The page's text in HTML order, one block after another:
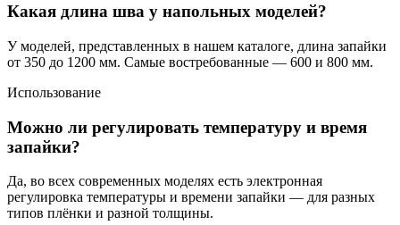
Какая длина шва у напольных моделей?
У моделей, представленных в нашем каталоге, длина запайки
от 350 до 1200 мм. Самые востребованные — 600 и 800 мм.
Использование
Можно ли регулировать температуру и время
запайки?
Да, во всех современных моделях есть электронная
регулировка температуры и времени запайки — для разных
типов плёнки и разной толщины.